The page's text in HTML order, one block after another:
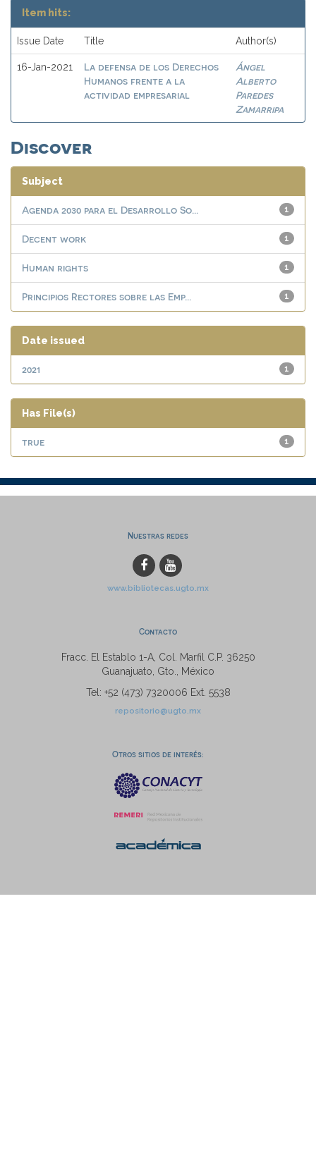
Item hits:
Issue Date Title Author(s)
16-Jan-2021
La defensa de los Derechos
Humanos frente a la
actividad empresarial
Ángel
Alberto
Paredes
Zamarripa
Discover
Subject
1
Agenda 2030 para el Desarrollo So...
1
Decent work
1
Human rights
1
Principios Rectores sobre las Emp...
Date issued
1
2021
Has File(s)
1
true
Nuestras redes
www.bibliotecas.ugto.mx
Contacto
Fracc. El Establo 1-A, Col. Marfil C.P. 36250
Guanajuato, Gto., México
Tel: +52 (473) 7320006 Ext. 5538
repositorio@ugto.mx
Otros sitios de interés: